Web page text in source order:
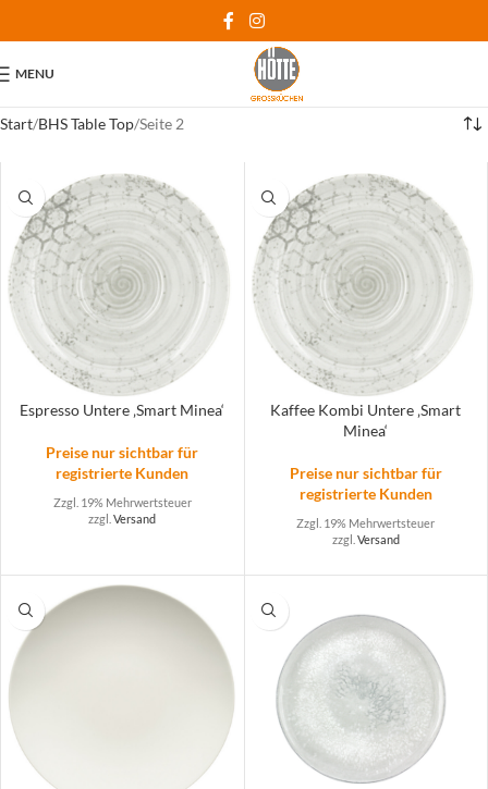
MENU
Start BHS Table Top Seite 2
Espresso Untere ‚Smart Minea‘
Preise nur sichtbar für
registrierte Kunden
Zzgl. 19% Mehrwertsteuer
zzgl.Versand
Kaffee Kombi Untere ‚Smart
Minea‘
Preise nur sichtbar für
registrierte Kunden
Zzgl. 19% Mehrwertsteuer
zzgl. Versand